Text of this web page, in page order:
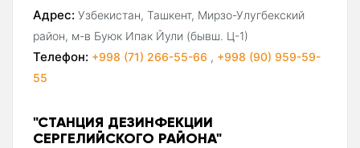
Адрес: Узбекистан, Ташкент, Мирзо-Улугбекский
район, м-в Буюк Ипак Йули (бывш. Ц-1)
Телефон: +998 (71) 266-55-66 , +998 (90) 959-59-
55
"СТАНЦИЯ ДЕЗИНФЕКЦИИ
СЕРГЕЛИЙСКОГО РАЙОНА"